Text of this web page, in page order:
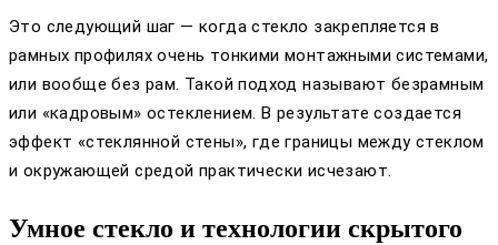
Это следующий шаг — когда стекло закрепляется в
рамных профилях очень тонкими монтажными системами,
или вообще без рам. Такой подход называют безрамным
или «кадровым» остеклением. В результате создается
эффект «стеклянной стены», где границы между стеклом
и окружающей средой практически исчезают.
Умное стекло и технологии скрытого